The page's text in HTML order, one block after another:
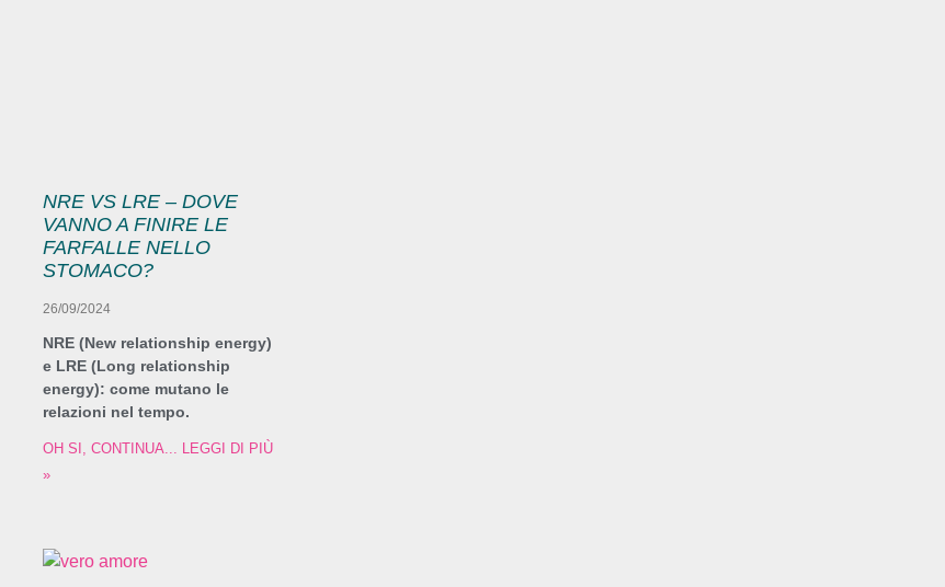
NRE VS LRE – DOVE
VANNO A FINIRE LE
FARFALLE NELLO
STOMACO?
26/09/2024
NRE (New relationship energy)
e LRE (Long relationship
energy): come mutano le
relazioni nel tempo.
OH SI, CONTINUA... LEGGI DI PIÙ
»